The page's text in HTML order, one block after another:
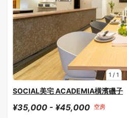
1 / 1
SOCIAL美宅 ACADEMIA橫濱磯子
¥35,000 - ¥45,000 空房